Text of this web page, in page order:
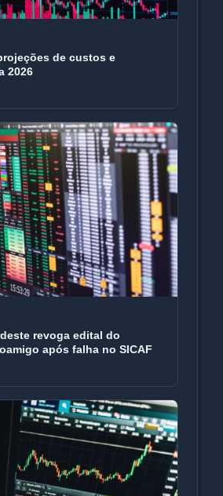
de custos e
2026
revoga edital do
após falha no SICAF